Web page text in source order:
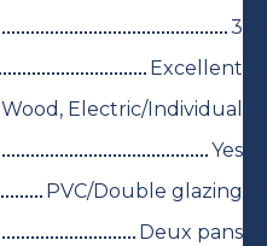
3
Excellent
Wood, Electric/Individual
Yes
PVC/Double glazing
Deux pans